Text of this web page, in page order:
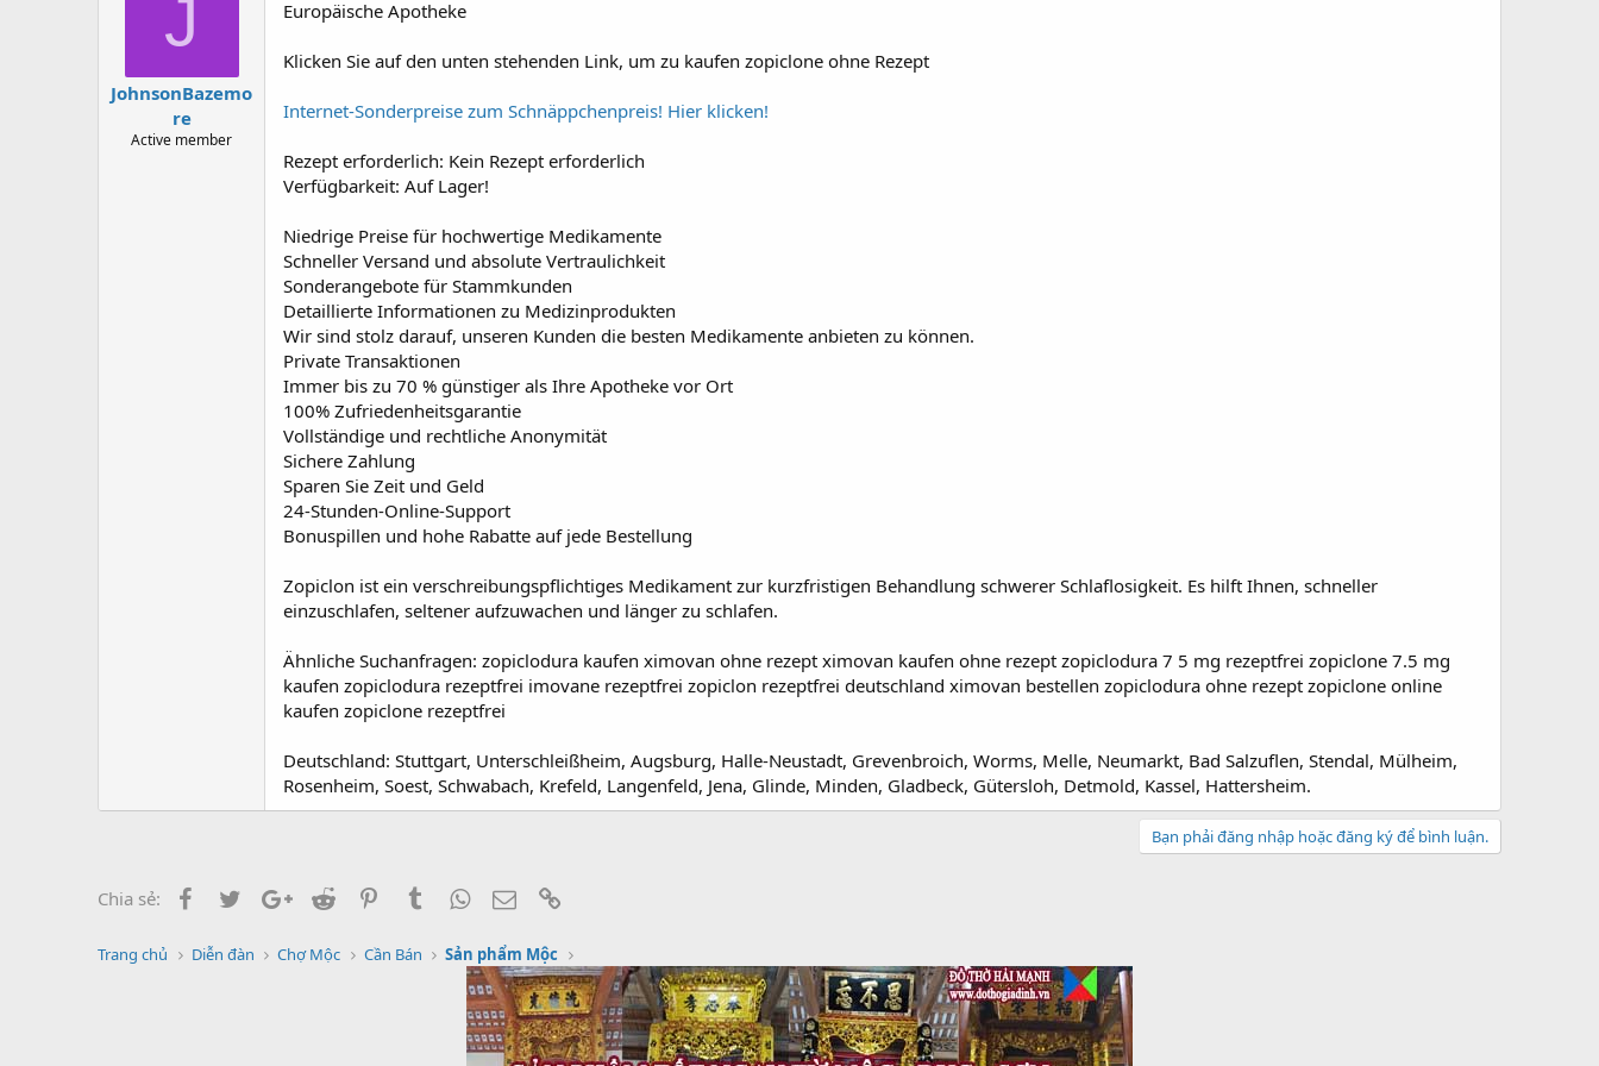
a
J
JohnsonBazemo
re
Active member
Europäische Apotheke
Klicken Sie auf den unten stehenden Link, um zu kaufen zopiclone ohne Rezept
Internet-Sonderpreise zum Schnäppchenpreis! Hier klicken!
Rezept erforderlich: Kein Rezept erforderlich
Verfügbarkeit: Auf Lager!
Niedrige Preise für hochwertige Medikamente
Schneller Versand und absolute Vertraulichkeit
Sonderangebote für Stammkunden
Detaillierte Informationen zu Medizinprodukten
Wir sind stolz darauf, unseren Kunden die besten Medikamente anbieten zu können.
Private Transaktionen
Immer bis zu 70 % günstiger als Ihre Apotheke vor Ort
100% Zufriedenheitsgarantie
Vollständige und rechtliche Anonymität
Sichere Zahlung
Sparen Sie Zeit und Geld
24-Stunden-Online-Support
Bonuspillen und hohe Rabatte auf jede Bestellung
Zopiclon ist ein verschreibungspflichtiges Medikament zur kurzfristigen Behandlung schwerer Schlaflosigkeit. Es hilft Ihnen, schneller
einzuschlafen, seltener aufzuwachen und länger zu schlafen.
Ähnliche Suchanfragen: zopiclodura kaufen ximovan ohne rezept ximovan kaufen ohne rezept zopiclodura 7 5 mg rezeptfrei zopiclone 7.5 mg
kaufen zopiclodura rezeptfrei imovane rezeptfrei zopiclon rezeptfrei deutschland ximovan bestellen zopiclodura ohne rezept zopiclone online
kaufen zopiclone rezeptfrei
Deutschland: Stuttgart, Unterschleißheim, Augsburg, Halle-Neustadt, Grevenbroich, Worms, Melle, Neumarkt, Bad Salzuflen, Stendal, Mülheim,
Rosenheim, Soest, Schwabach, Krefeld, Langenfeld, Jena, Glinde, Minden, Gladbeck, Gütersloh, Detmold, Kassel, Hattersheim.
Bạn phải đăng nhập hoặc đăng ký để bình luận.
Chia sẻ: FacebookTwitterGoogle+
Reddit PinterestTumblrWhatsApp
Email
Trang chủ Diễn đàn Chợ Mộc Cần Bán Sản phẩm Mộc